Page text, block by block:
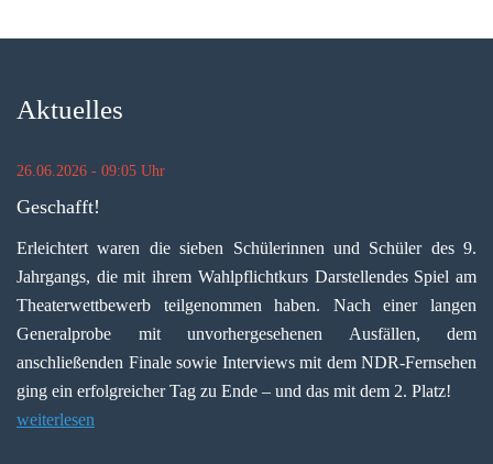
Aktuelles
26.06.2026 - 09:05 Uhr
Geschafft!
Erleichtert waren die sieben Schülerinnen und Schüler des 9.
Jahrgangs, die mit ihrem Wahlpflichtkurs Darstellendes Spiel am
Theaterwettbewerb teilgenommen haben. Nach einer langen
Generalprobe mit unvorhergesehenen Ausfällen, dem
anschließenden Finale sowie Interviews mit dem NDR-Fernsehen
ging ein erfolgreicher Tag zu Ende – und das mit dem 2. Platz!
weiterlesen